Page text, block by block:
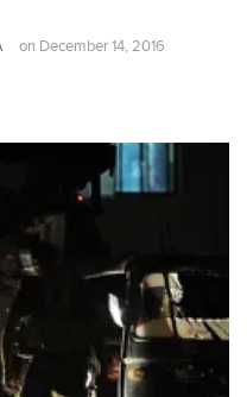
on December 14, 2016